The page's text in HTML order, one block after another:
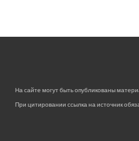
На сайте могут быть опубликованы
При цитировании ссылка на источник